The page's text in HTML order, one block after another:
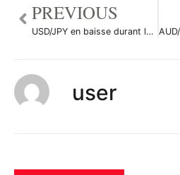
PREVIOUS
USD/JPY en baisse durant la séance en Asie
user